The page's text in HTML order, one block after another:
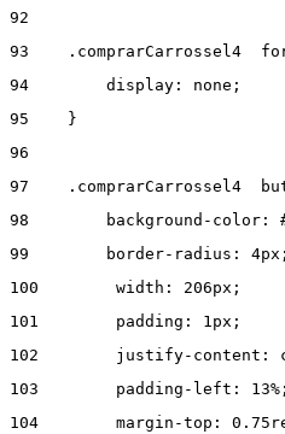
92
93
.comprarCarrossel4
94
        display: none;
95
    }
96
97
.comprarCarrossel4
98
background-color:
99
border-radius:
100
        width: 206px;
101
        padding: 1px;
102
justify-content:
103
padding-left:
104
margin-top: